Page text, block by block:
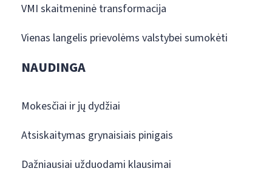
VMI skaitmeninė transformacija
Vienas langelis prievolėms valstybei sumokėti
NAUDINGA
Mokesčiai ir jų dydžiai
Atsiskaitymas grynaisiais pinigais
Dažniausiai užduodami klausimai